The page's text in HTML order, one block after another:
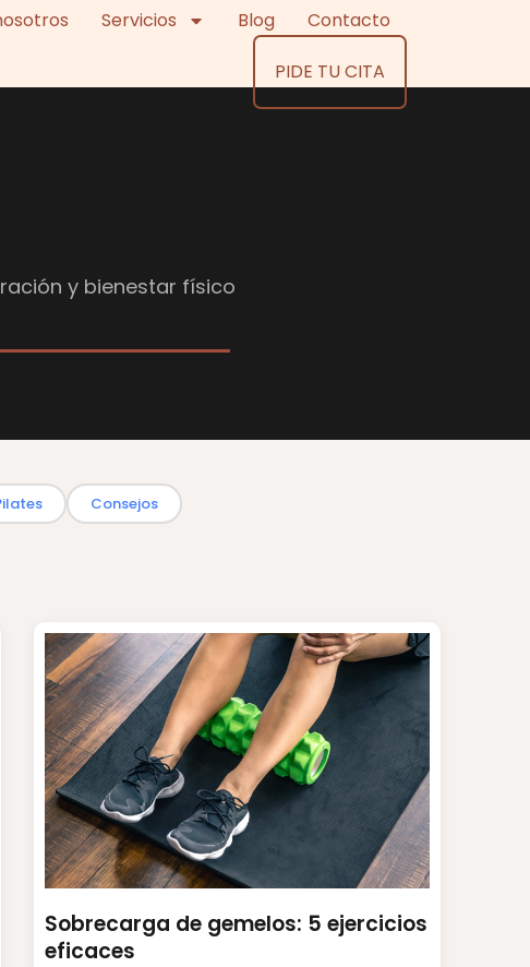
Servicios Blog Contacto
PIDE TU CITA
y bienestar físico
Consejos
Sobrecarga de gemelos: 5 ejercicios
eficaces